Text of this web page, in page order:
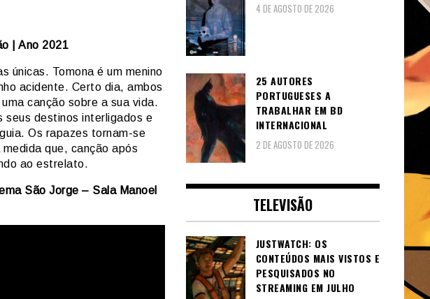
| Ano 2021
únicas. Tomona é um menino
acidente. Certo dia, ambos
canção sobre a sua vida.
seus destinos interligados e
Os rapazes tornam-se
que, canção após
ao estrelato.
São Jorge – Sala Manoel
4 DE AGOSTO DE 2026
25 AUTORES
PORTUGUESES A
TRABALHAR EM BD
INTERNACIONAL
2 DE AGOSTO DE 2026
TELEVISÃO
JUSTWATCH: OS
CONTEÚDOS MAIS VISTOS E
PESQUISADOS NO
STREAMING EM JULHO